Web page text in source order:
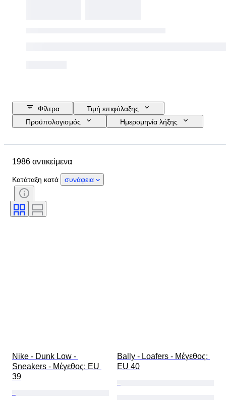
Φίλτρα
Τιμή επιφύλαξης
Προϋπολογισμός
Ημερομηνία λήξης
Country of origin
Κατάσταση
Υπογραφή
Χρώμα
Περιλαμβάνονται αξεσουάρ
Μοντέλο
1986 αντικείμενα
Κατάταξη κατά συνάφεια
Nike - Dunk Low -
Sneakers - Mέγεθος: EU
39
Bally - Loafers - Mέγεθος:
EU 40